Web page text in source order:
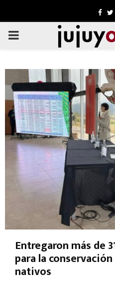
PRIMARY
Entregaron más de
para la
nativos